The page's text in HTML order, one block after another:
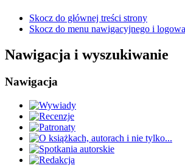
Skocz do głównej treści strony
Skocz do menu nawigacyjnego i
Nawigacja i wyszukiwanie
Nawigacja